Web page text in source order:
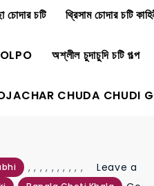
চোদার চটি থ্রিসাম চোদার চটি
অশ্লীল চুদাচুদি চটি গল্প
CHUDA CHUDI
,, ,, ,,, ,, ,
Leave a